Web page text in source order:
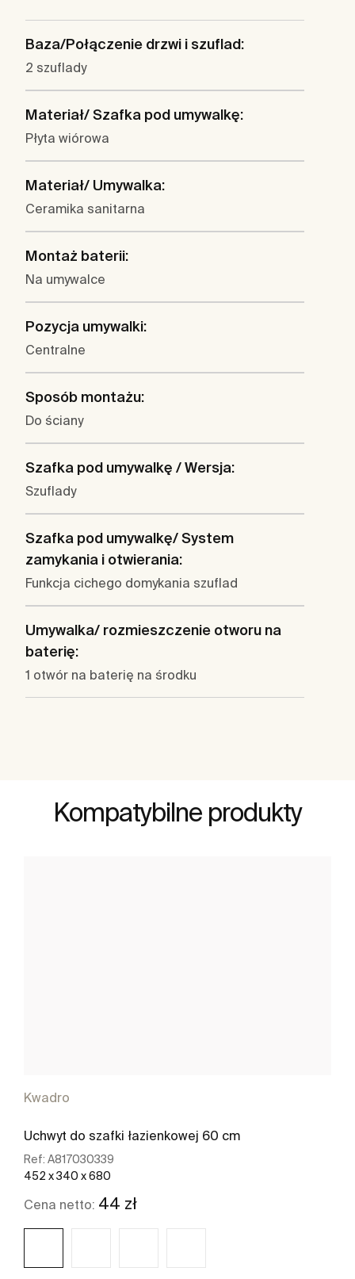
Baza/Połączenie drzwi i szuflad:
2 szuflady
Materiał/ Szafka pod umywalkę:
Płyta wiórowa
Materiał/ Umywalka:
Ceramika sanitarna
Montaż baterii:
Na umywalce
Pozycja umywalki:
Centralne
Sposób montażu:
Do ściany
Szafka pod umywalkę / Wersja:
Szuflady
Szafka pod umywalkę/ System
zamykania i otwierania:
Funkcja cichego domykania szuflad
Umywalka/ rozmieszczenie otworu na
baterię:
1 otwór na baterię na środku
Kompatybilne produkty
Kwadro
Uchwyt do szafki łazienkowej 60 cm
Ref: A817030339
452 x 340 x 680
Cena netto: 44 zł